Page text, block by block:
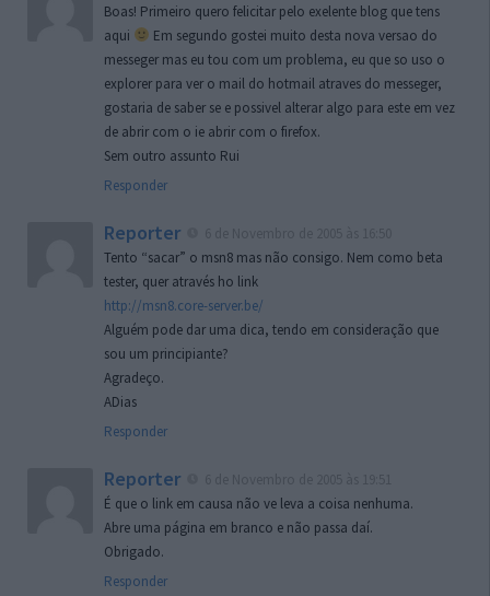
Boas! Primeiro quero felicitar pelo exelente blog que tens
aqui
Em segundo gostei muito desta nova versao do
messeger mas eu tou com um problema, eu que so uso o
explorer para ver o mail do hotmail atraves do messeger,
gostaria de saber se e possivel alterar algo para este em vez
de abrir com o ie abrir com o firefox.
Sem outro assunto Rui
Responder
Reporter
Tento “sacar” o msn8 mas não consigo. Nem como beta
tester, quer através ho link
http://msn8.core-server.be/
Alguém pode dar uma dica, tendo em consideração que
sou um principiante?
Agradeço.
ADias
Responder
Reporter
É que o link em causa não ve leva a coisa nenhuma.
Abre uma página em branco e não passa daí.
Obrigado.
Responder